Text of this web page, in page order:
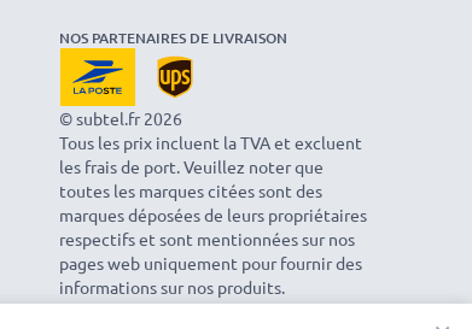
NOS PARTENAIRES DE LIVRAISON
© subtel.fr 2026
Tous les prix incluent la TVA et excluent
les frais de port. Veuillez noter que
toutes les marques citées sont des
marques déposées de leurs propriétaires
respectifs et sont mentionnées sur nos
pages web uniquement pour fournir des
informations sur nos produits.